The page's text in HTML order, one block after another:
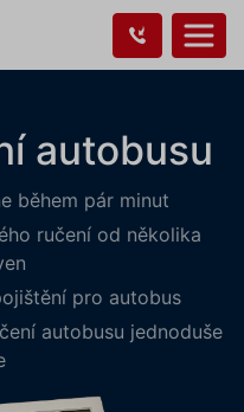
autobusu
během pár minut
ručení od několika
pro autobus
autobusu jednoduše